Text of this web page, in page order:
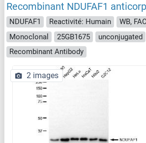
Recombinant NDUFAF1
NDUFAF1 Reactivité: Humain WB,
Monoclonal
25GB1675
unconjugated
Recombinant Antibody
2 images